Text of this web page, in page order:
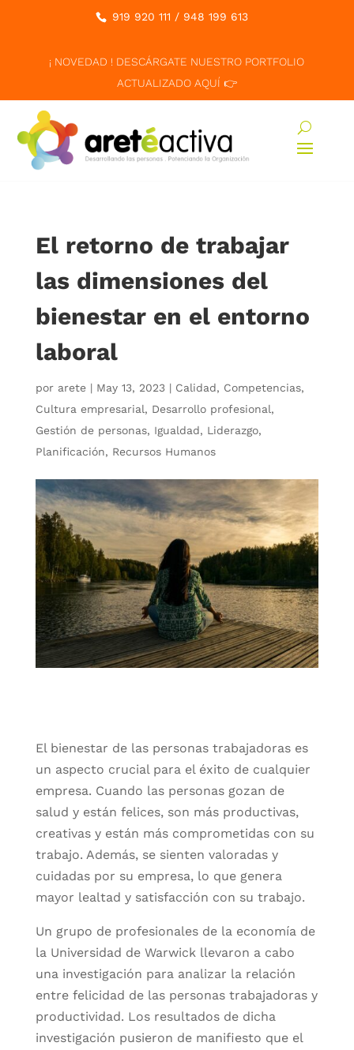
919 920 111 / 948 199 613
¡ NOVEDAD ! DESCÁRGATE NUESTRO PORTFOLIO
ACTUALIZADO AQUÍ 👉
El retorno de trabajar
las dimensiones del
bienestar en el entorno
laboral
por arete| May 13, 2023| Calidad, Competencias,
Cultura empresarial, Desarrollo profesional,
Gestión de personas, Igualdad, Liderazgo,
Planificación, Recursos Humanos
El bienestar de las personas trabajadoras es
un aspecto crucial para el éxito de cualquier
empresa. Cuando las personas gozan de
salud y están felices, son más productivas,
creativas y están más comprometidas con su
trabajo. Además, se sienten valoradas y
cuidadas por su empresa, lo que genera
mayor lealtad y satisfacción con su trabajo.
Un grupo de profesionales de la economía de
la Universidad de Warwick llevaron a cabo
una investigación para analizar la relación
entre felicidad de las personas trabajadoras y
productividad. Los resultados de dicha
investigación pusieron de manifiesto que el